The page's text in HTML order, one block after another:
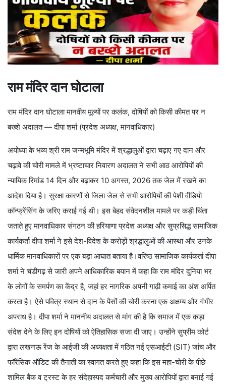
राम मंदिर दान घोटाला
राम मंदिर दान घोटाला मानवीय मूल्यों पर कलंक, दोषियों को किसी कीमत पर न
बख्शे अदालत — दीपा शर्मा (प्रदेश अध्यक्ष, मानवाधिकार)
अयोध्या के भव्य श्री राम जन्मभूमि मंदिर में श्रद्धालुओं द्वारा चढ़ाए गए दान और
चढ़ावे की चोरी मामले में भ्रष्टाचार निवारण अदालत ने सभी आठ आरोपियों की
न्यायिक रिमांड 14 दिन और बढ़ाकर 10 अगस्त, 2026 तक जेल में रखने का
आदेश दिया है। सुरक्षा कारणों से जिला जेल से सभी आरोपियों की पेशी वीडियो
कॉन्फ्रेंसिंग के जरिए कराई गई थी। इस बेहद संवेदनशील मामले पर कड़ी चिंता
जताते हुए मानवाधिकार संगठन की हरियाणा प्रदेश अध्यक्ष और सुप्रसिद्ध सामाजिक
कार्यकर्ता दीपा शर्मा ने इसे देश-विदेश के करोड़ों श्रद्धालुओं की आस्था और उनके
धार्मिक मानवाधिकारों पर एक बड़ा आघात बताया है।वरिष्ठ सामाजिक कार्यकर्ता दीपा
शर्मा ने चंडीगढ़ से जारी अपने आधिकारिक बयान में कहा कि राम मंदिर दुनिया भर
के लोगों के समर्पण का केंद्र है, जहां हर नागरिक अपनी गाढ़ी कमाई का अंश अर्पित
करता है। ऐसे पवित्र स्थान से दान के पैसों की चोरी करना एक अक्षम्य और गंभीर
अपराध है। दीपा शर्मा ने माननीय अदालत से मांग की है कि समाज में एक कड़ा
संदेश देने के लिए इन दोषियों को ऐतिहासिक सजा दी जाए। उन्होंने सुप्रीम कोर्ट
द्वारा लखनऊ रेंज के आईजी की अध्यक्षता में गठित नई एसआईटी (SIT) जांच और
फॉरेंसिक ऑडिट की तैनाती का स्वागत करते हुए कहा कि इस महा-चोरी के पीछे
शामिल बैंक व ट्रस्ट के हर संदेहास्पद कर्मचारी और मुख्य आरोपियों द्वारा बनाई गई